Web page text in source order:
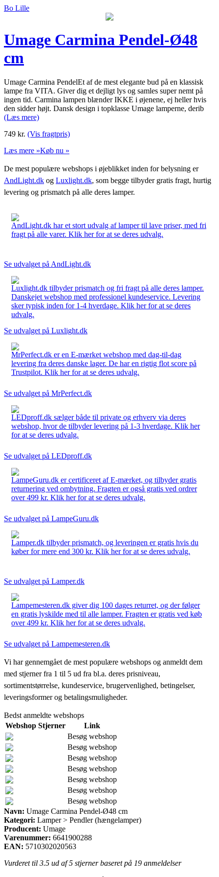
Bo Lille
Umage Carmina Pendel-Ø48
cm
Umage Carmina PendelEt af de mest elegante bud på en klassisk
lampe fra VITA. Giver dig et dejligt lys og samles super nemt på
ingen tid. Carmina lampen blænder IKKE i øjenene, ej heller hvis
den sidder højt. Dansk design i topklasse Umage lamperne, derib
(Læs mere)
749 kr. (Vis fragtpris)
Læs mere »Køb nu »
De mest populære webshops i øjeblikket inden for belysning er
AndLight.dk og Luxlight.dk, som begge tilbyder gratis fragt, hurtig
levering og prismatch på alle deres lamper.
AndLight.dk har et stort udvalg af lamper til lave priser, med fri
fragt på alle varer. Klik her for at se deres udvalg.
Se udvalget på AndLight.dk
Luxlight.dk tilbyder prismatch og fri fragt på alle deres lamper.
Danskejet webshop med professionel kundeservice. Levering
sker typisk inden for 1-4 hverdage. Klik her for at se deres
udvalg.
Se udvalget på Luxlight.dk
MrPerfect.dk er en E-mærket webshop med dag-til-dag
levering fra deres danske lager. De har en rigtig flot score på
Trustpilot. Klik her for at se deres udvalg.
Se udvalget på MrPerfect.dk
LEDproff.dk sælger både til private og erhverv via deres
webshop, hvor de tilbyder levering på 1-3 hverdage. Klik her
for at se deres udvalg.
Se udvalget på LEDproff.dk
LampeGuru.dk er certificeret af E-mærket, og tilbyder gratis
returnering ved ombytning. Fragten er også gratis ved ordrer
over 499 kr. Klik her for at se deres udvalg.
Se udvalget på LampeGuru.dk
Lamper.dk tilbyder prismatch, og leveringen er gratis hvis du
køber for mere end 300 kr. Klik her for at se deres udvalg.
Se udvalget på Lamper.dk
Lampemesteren.dk giver dig 100 dages returret, og der følger
en gratis lyskilde med til alle lamper. Fragten er gratis ved køb
over 499 kr. Klik her for at se deres udvalg.
Se udvalget på Lampemesteren.dk
Vi har gennemgået de mest populære webshops og anmeldt dem
med stjerner fra 1 til 5 ud fra bl.a. deres prisniveau,
sortimentstørrelse, kundeservice, brugervenlighed, betingelser,
leveringsformer og betalingsmuligheder.
Bedst anmeldte webshops
Webshop Stjerner
Link
Besøg webshop
Besøg webshop
Besøg webshop
Besøg webshop
Besøg webshop
Besøg webshop
Besøg webshop
Navn: Umage Carmina Pendel-Ø48 cm
Kategori: Lamper > Pendler (hængelamper)
Producent: Umage
Varenummer: 6641900288
EAN: 5710302020563
Vurderet til 3.5 ud af 5 stjerner baseret på 19 anmeldelser